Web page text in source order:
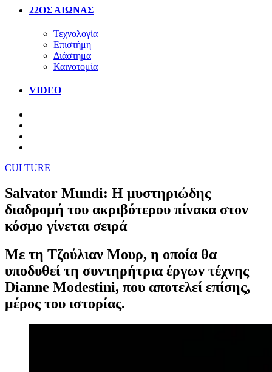
22ΟΣ ΑΙΩΝΑΣ
Τεχνολογία
Επιστήμη
Διάστημα
Καινοτομία
VIDEO
CULTURE
Salvator Mundi: Η μυστηριώδης
διαδρομή του ακριβότερου πίνακα στον
κόσμο γίνεται σειρά
Με τη Τζούλιαν Μουρ, η οποία θα
υποδυθεί τη συντηρήτρια έργων τέχνης
Dianne Modestini, που αποτελεί επίσης,
μέρος του ιστορίας.